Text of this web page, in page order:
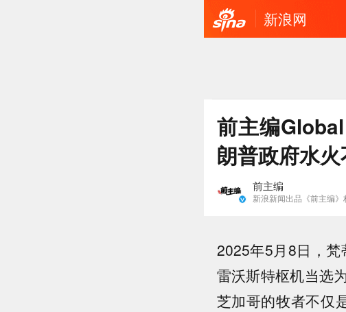
新浪网
前主编
朗普政府水火
前主编
新浪新闻出品《前主编
2025年5月8日，
雷沃斯特枢机当选
芝加哥的牧者不仅